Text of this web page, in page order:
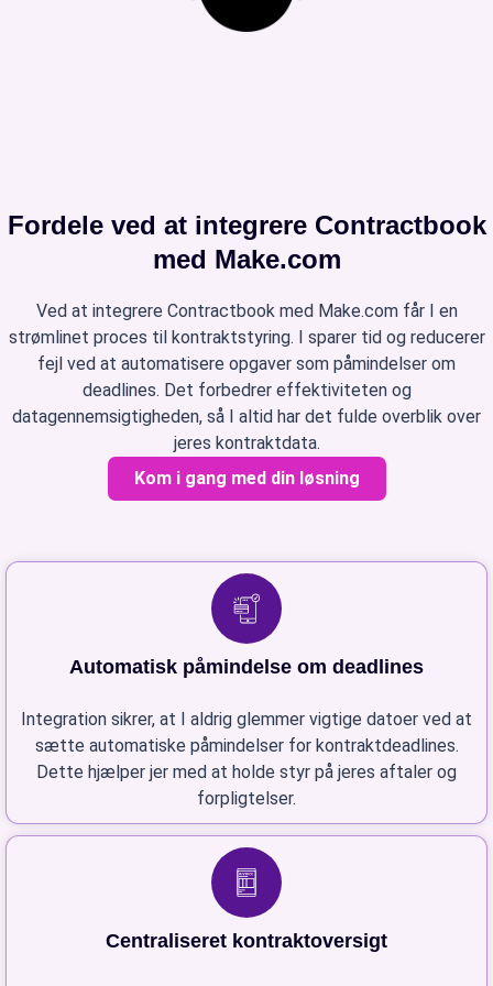
Fordele ved at integrere Contractbook
med Make.com
Ved at integrere Contractbook med Make.com får I en
strømlinet proces til kontraktstyring. I sparer tid og reducerer
fejl ved at automatisere opgaver som påmindelser om
deadlines. Det forbedrer effektiviteten og
datagennemsigtigheden, så I altid har det fulde overblik over
jeres kontraktdata.
Kom i gang med din løsning
Automatisk påmindelse om deadlines
Integration sikrer, at I aldrig glemmer vigtige datoer ved at
sætte automatiske påmindelser for kontraktdeadlines.
Dette hjælper jer med at holde styr på jeres aftaler og
forpligtelser.
Centraliseret kontraktoversigt